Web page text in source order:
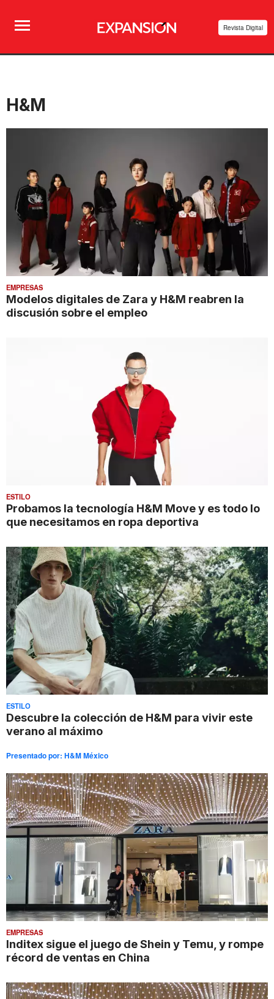
Revista Digital
H&M
EMPRESAS
Modelos digitales de Zara y H&M reabren la
discusión sobre el empleo
ESTILO
Probamos la tecnología H&M Move y es todo lo
que necesitamos en ropa deportiva
ESTILO
Descubre la colección de H&M para vivir este
verano al máximo
Presentado por: H&M México
EMPRESAS
Inditex sigue el juego de Shein y Temu, y rompe
récord de ventas en China